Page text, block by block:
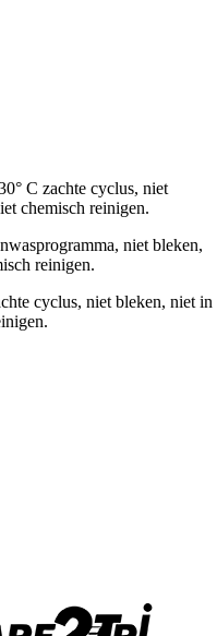
C zachte cyclus, niet
chemisch reinigen.
niet bleken,
reinigen.
cyclus, niet bleken, niet in